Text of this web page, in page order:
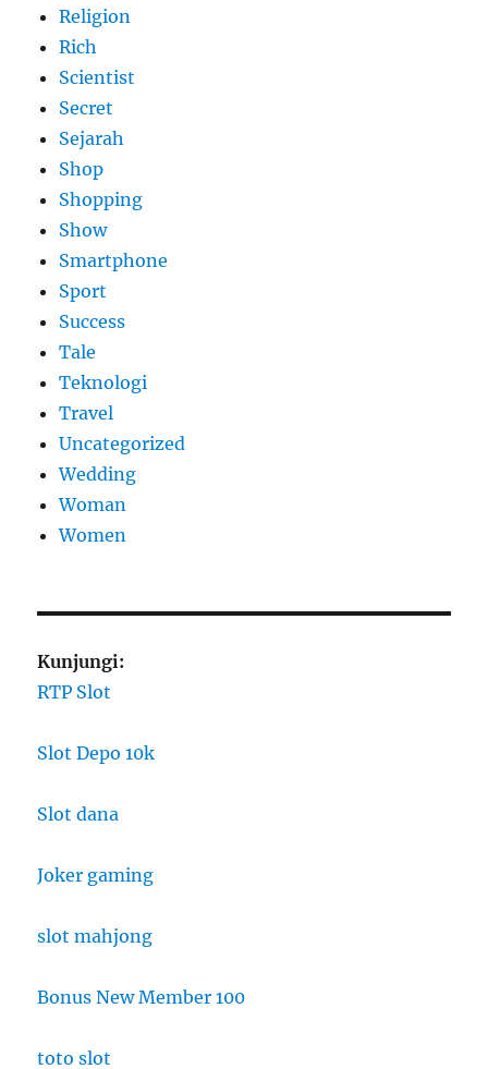
Religion
Rich
Scientist
Secret
Sejarah
Shop
Shopping
Show
Smartphone
Sport
Success
Tale
Teknologi
Travel
Uncategorized
Wedding
Woman
Women
Kunjungi:
RTP Slot
Slot Depo 10k
Slot dana
Joker gaming
slot mahjong
Bonus New Member 100
toto slot